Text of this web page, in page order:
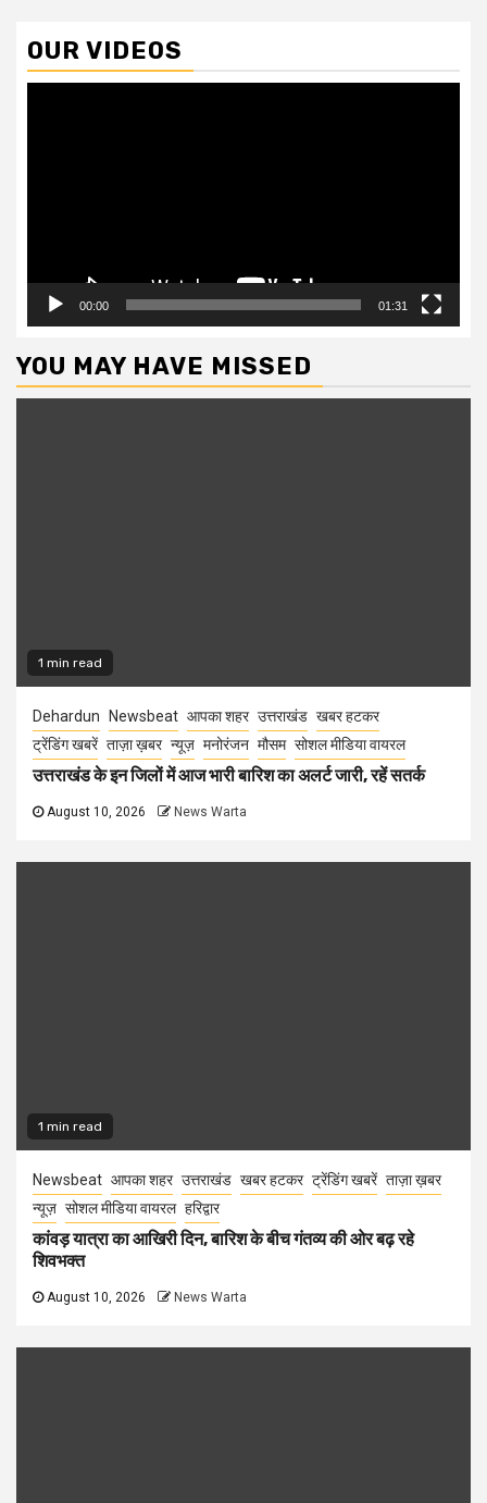
OUR VIDEOS
00:00 01:31
YOU MAY HAVE MISSED
1 min read
Dehardun Newsbeat आपका शहर उत्तराखंड खबर हटकर
ट्रेंडिंग खबरें ताज़ा ख़बर न्यूज़ मनोरंजन मौसम सोशल मीडिया वायरल
उत्तराखंड के इन जिलों में आज भारी बारिश का अलर्ट जारी, रहें सतर्क
August 10, 2026 News Warta
1 min read
Newsbeat आपका शहर उत्तराखंड खबर हटकर ट्रेंडिंग खबरें ताज़ा ख़बर
न्यूज़ सोशल मीडिया वायरल हरिद्वार
कांवड़ यात्रा का आखिरी दिन, बारिश के बीच गंतव्य की ओर बढ़ रहे
शिवभक्त
August 10, 2026 News Warta